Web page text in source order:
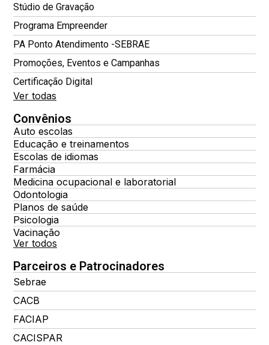
Stúdio de Gravação
Programa Empreender
PA Ponto Atendimento -SEBRAE
Promoções, Eventos e Campanhas
Certificação Digital
Ver todas
Convênios
Auto escolas
Educação e treinamentos
Escolas de idiomas
Farmácia
Medicina ocupacional e laboratorial
Odontologia
Planos de saúde
Psicologia
Vacinação
Ver todos
Parceiros e Patrocinadores
Sebrae
CACB
FACIAP
CACISPAR